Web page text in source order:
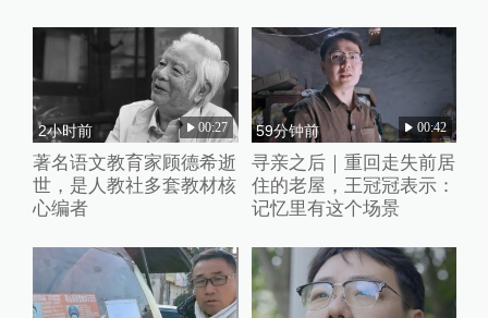
2小时前 00:27
著名语文教育家顾德希逝
世，是人教社多套教材核
心编者
59分钟前 00:42
寻亲之后｜重回走失前居
住的老屋，王冠冠表示：
记忆里有这个场景